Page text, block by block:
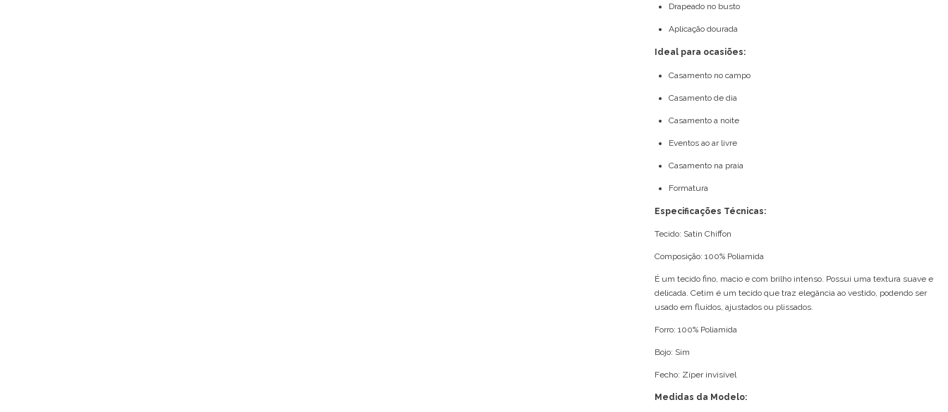
Drapeado no busto
Aplicação dourada
Ideal para ocasiões:
Casamento no campo
Casamento de dia
Casamento a noite
Eventos ao ar livre
Casamento na praia
Formatura
Especificações Técnicas:
Tecido: Satin Chiffon
Composição: 100% Poliamida
É um tecido fino, macio e com brilho intenso. Possui uma textura suave e
delicada. Cetim é um tecido que traz elegância ao vestido, podendo ser
usado em fluídos, ajustados ou plissados.
Forro: 100% Poliamida
Bojo: Sim
Fecho: Zíper invisível
Medidas da Modelo: